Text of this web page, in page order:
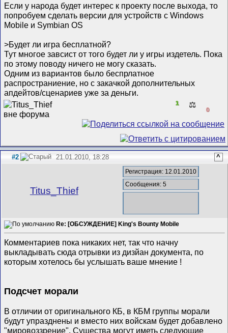
Если у народа будет интерес к проекту после выхода, то
попробуем сделать версии для устройств с Windows
Mobile и Symbian OS
>Будет ли игра бесплатной?
Тут многое завсист от того будет ли у игры издетель. Пока
по этому поводу ничего не могу сказать.
Одним из вариантов было беспрлатное
распространиение, но с закачкой дополнительных
апдейтов/сценариев уже за деньги.
1 ⚖️
0
#2 21.01.2010, 18:28 ^
Titus_Thief
Регистрация: 12.01.2010
Сообщения: 5
Re: [ОБСУЖДЕНИЕ] King's Bounty Mobile
Комментариев пока никаких нет, так что начну
выкладывать сюда отрывки из дизйан документа, по
которым хотелось бы услышать ваше мнение !
Подсчет морали
В отличии от оригинального КБ, в КБМ группы морали
будут упразднены и вместо них войскам будет добавлено
"мировоззрение". Существа могут иметь следующие